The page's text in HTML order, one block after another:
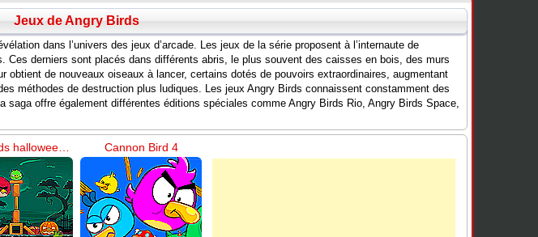
Jeux de Angry Birds
dans l’univers des jeux d’arcade. Les jeux de la série proposent à l’internaute de
Ces derniers sont placés dans différents abris, le plus souvent des caisses en bois, des murs
de nouveaux oiseaux à lancer, certains dotés de pouvoirs extraordinaires, augmentant
méthodes de destruction plus ludiques. Les jeux Angry Birds connaissent constamment des
offre également différentes éditions spéciales comme Angry Birds Rio, Angry Birds Space,
Cannon Bird 4